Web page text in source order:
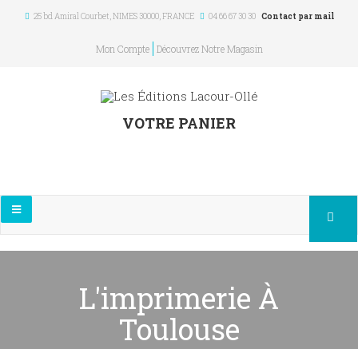
25 bd Amiral Courbet, NIMES 30000,FRANCE 04 66 67 30 30 Contact par mail
Mon Compte Découvrez Notre Magasin
VOTRE PANIER
L'imprimerie À
Toulouse